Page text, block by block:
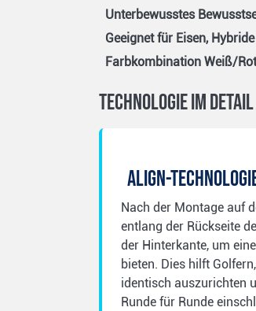
Unterbewusstes
Geeignet für Eisen,
Farbkombination Weiß/
Technologie im Detail
ALIGN-
Nach der Montage auf
entlang der Rückseite
der Hinterkante, um
bieten. Dies hilft
identisch auszurichten
Runde für Runde